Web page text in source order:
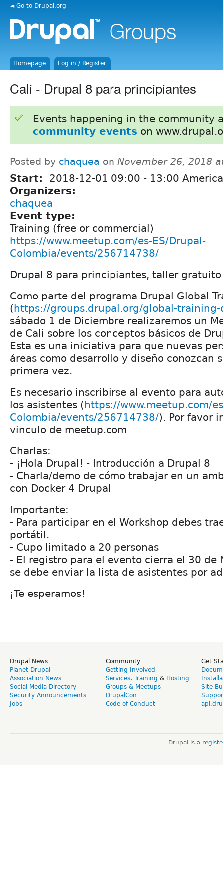
◄ Go to Drupal.org
Homepage Log in / Register
Cali - Drupal 8 para principiantes
Events happening in the community
community events on
Posted by chaquea on November 26, 2018
Start: 2018-12-01 09:00 - 13:00
Organizers:
chaquea
Event type:
Training (free or commercial)
https://www.meetup.com/es-ES/Drupal-
Colombia/events/256714738/
Drupal 8 para principiantes, taller gratuito
Como parte del programa Drupal Global
(https://groups.drupal.org/global-training-
sábado 1 de Diciembre realizaremos un
de Cali sobre los conceptos básicos de
Esta es una iniciativa para que nuevas
áreas como desarrollo y diseño conozcan
primera vez.
Es necesario inscribirse al evento para
los asistentes (https://www.meetup.com/
Colombia/events/256714738/). Por favor
vinculo de meetup.com
Charlas:
- ¡Hola Drupal! - Introducción a Drupal 8
- Charla/demo de cómo trabajar en un
con Docker 4 Drupal
Importante:
- Para participar en el Workshop debes
portátil.
- Cupo limitado a 20 personas
- El registro para el evento cierra el 30 de
se debe enviar la lista de asistentes por
¡Te esperamos!
Drupal News
Planet Drupal
Association News
Social Media Directory
Security Announcements
Jobs
Community
Getting Involved
Services, Training & Hosting
Groups & Meetups
DrupalCon
Code of Conduct
Get
Site
Drupal is a